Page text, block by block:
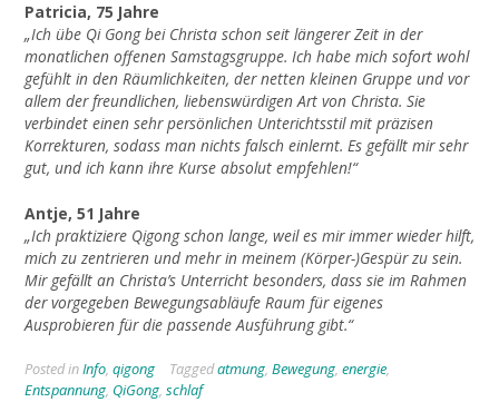
Patricia, 75 Jahre
„Ich übe Qi Gong bei Christa schon seit längerer Zeit in der
monatlichen offenen Samstagsgruppe. Ich habe mich sofort wohl
gefühlt in den Räumlichkeiten, der netten kleinen Gruppe und vor
allem der freundlichen, liebenswürdigen Art von Christa. Sie
verbindet einen sehr persönlichen Unterichtsstil mit präzisen
Korrekturen, sodass man nichts falsch einlernt. Es gefällt mir sehr
gut, und ich kann ihre Kurse absolut empfehlen!“
Antje, 51 Jahre
„Ich praktiziere Qigong schon lange, weil es mir immer wieder hilft,
mich zu zentrieren und mehr in meinem (Körper-)Gespür zu sein.
Mir gefällt an Christa’s Unterricht besonders, dass sie im Rahmen
der vorgegeben Bewegungsabläufe Raum für eigenes
Ausprobieren für die passende Ausführung gibt.“
Posted inInfo, qigong Taggedatmung, Bewegung, energie,
Entspannung, QiGong, schlaf